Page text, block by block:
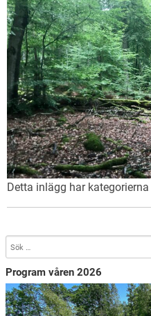
Detta inlägg har kategorierna
Program våren 2026